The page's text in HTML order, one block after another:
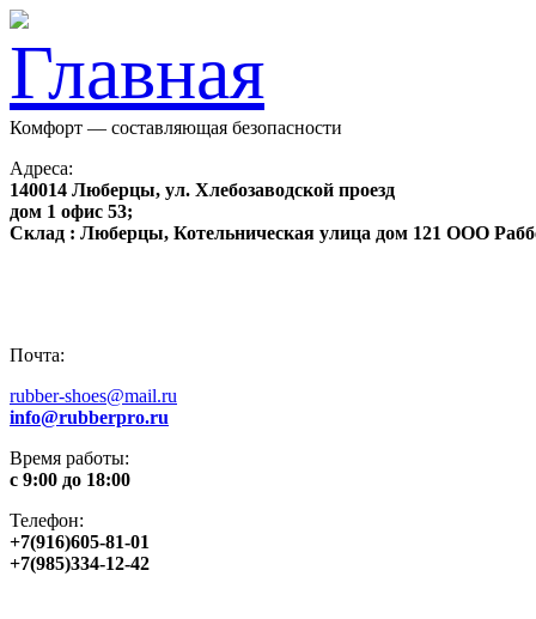
Комфорт — составляющая безопасности
Адреса:
140014 Люберцы, ул. Хлебозаводской проезд
дом 1 офис 53;
Склад : Люберцы, Котельническая улица дом 121 ООО
Почта:
rubber-shoes@mail.ru
info@rubberpro.ru
Время работы:
с 9:00 до 18:00
Телефон:
+7(916)605-81-01
+7(985)334-12-42